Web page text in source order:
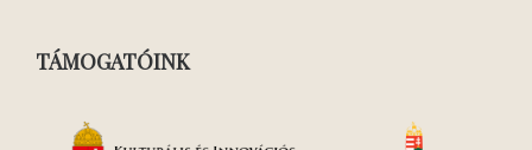
TÁMOGATÓINK